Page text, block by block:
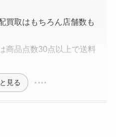
買取はもちろん店舗数も
商品点数30点以上で送料
見る